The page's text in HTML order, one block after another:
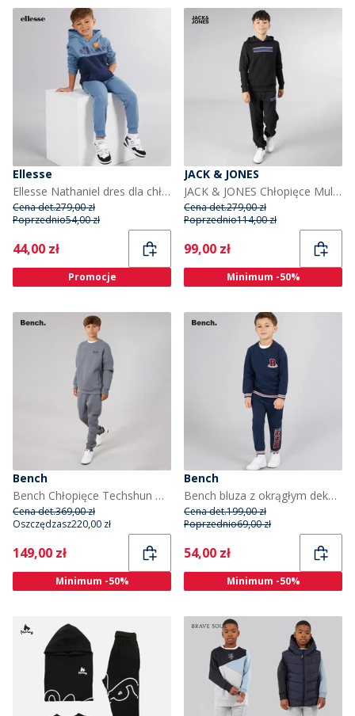
Ellesse
Ellesse Nathaniel dres dla chłopca kolor niebieski
Cena det.279,00 zł
Poprzednio54,00 zł
Current
44,00 zł
Promocje
JACK & JONES
JACK & JONES Chłopięce Multi Dresy Czarny
Cena det.279,00 zł
Poprzednio114,00 zł
Current
99,00 zł
Minimum -50%
Bench
Bench Chłopięce Techshun Dresy Odcienie szarości
Cena det.369,00 zł
Oszczędzasz220,00 zł
Current
149,00 zł
Minimum -50%
Bench
Bench bluza z okrągłym dekoltem i spodnie dresowe dla chłopca kolor granatowy
Cena det.199,00 zł
Poprzednio69,00 zł
Current
54,00 zł
Minimum -50%